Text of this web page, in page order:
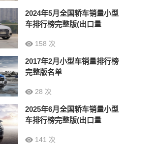
2024年5月全国轿车销量小型
车排行榜完整版(出口量
158 次
2017年2月小型车销量排行榜
完整版名单
28 次
2025年6月全国轿车销量小型
车排行榜完整版(出口量
141 次